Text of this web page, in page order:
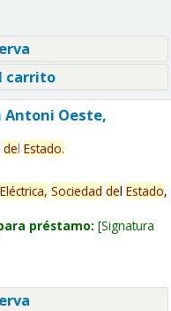
carrito
Antoni Oeste,
del Estado.
Eléctrica, Sociedad del Estado,
préstamo: Signatura